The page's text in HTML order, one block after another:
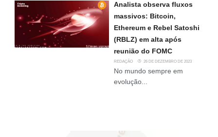
Analista observa fluxos
massivos: Bitcoin,
Ethereum e Rebel Satoshi
(RBLZ) em alta após
reunião do FOMC
REDAÇÃO 26 DE DEZEMBRO DE 2023
No mundo sempre em
evolução...